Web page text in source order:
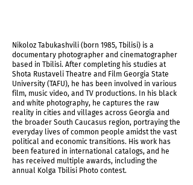
NEW Tbilisi
Nikoloz Tabukashvili (born 1985, Tbilisi) is a
documentary photographer and cinematographer
based in Tbilisi. After completing his studies at
Shota Rustaveli Theatre and Film Georgia State
University (TAFU), he has been involved in various
film, music video, and TV productions. In his black
and white photography, he captures the raw
reality in cities and villages across Georgia and
the broader South Caucasus region, portraying the
everyday lives of common people amidst the vast
political and economic transitions. His work has
been featured in international catalogs, and he
has received multiple awards, including the
annual Kolga Tbilisi Photo contest.